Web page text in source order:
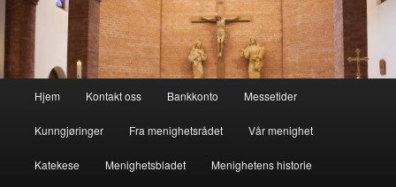
Hjem Kontakt oss Bankkonto Messetider
Kunngjøringer Fra menighetsrådet Vår menighet
Katekese Menighetsbladet Menighetens historie